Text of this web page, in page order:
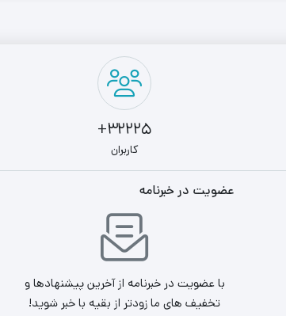
32225+
کاربران
عضویت در خبرنامه
با عضویت در خبرنامه از آخرین پیشنهادها و
تخفیف های ما زودتر از بقیه با خبر شوید!